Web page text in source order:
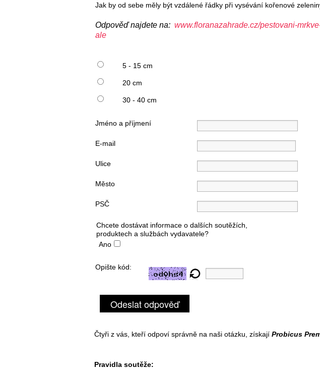
Jak by od sebe měly být vzdálené řádky při vysévání kořenové
Odpověď najdete na: www.floranazahrade.cz/pestovani-
ale
5 - 15 cm
20 cm
30 - 40 cm
Jméno a příjmení
E-mail
Ulice
Město
PSČ
Chcete dostávat informace o dalších soutěžích,
produktech a službách vydavatele?
Ano
Opište kód:
Odeslat odpověď
Čtyři z vás, kteří odpoví správně na naši otázku, získají Probicus
Pravidla soutěže: